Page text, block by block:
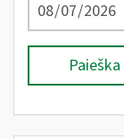
Paieška